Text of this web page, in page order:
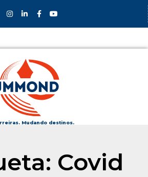
Mudando destinos.
Covid